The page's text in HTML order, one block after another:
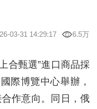
03-31 14:29:17 6.5万
甄選”進口商品採
際博覽中心舉辦，
作意向。同日，俄